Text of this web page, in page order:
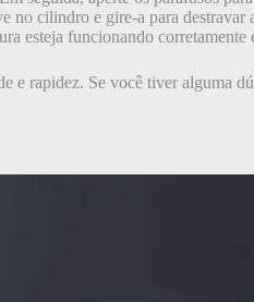
no cilindro e gire-a para destravar
esteja funcionando
e rapidez. Se você tiver alguma